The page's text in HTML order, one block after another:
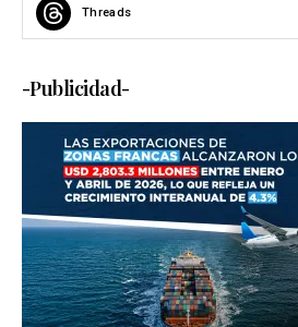
Threads
-Publicidad-